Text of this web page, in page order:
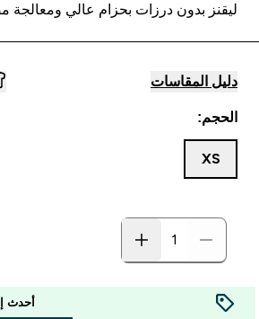
ليقنز بدون درزات بحزام عالي ومعالجة
دليل المقاسات
الحجم:
XS
أحدث